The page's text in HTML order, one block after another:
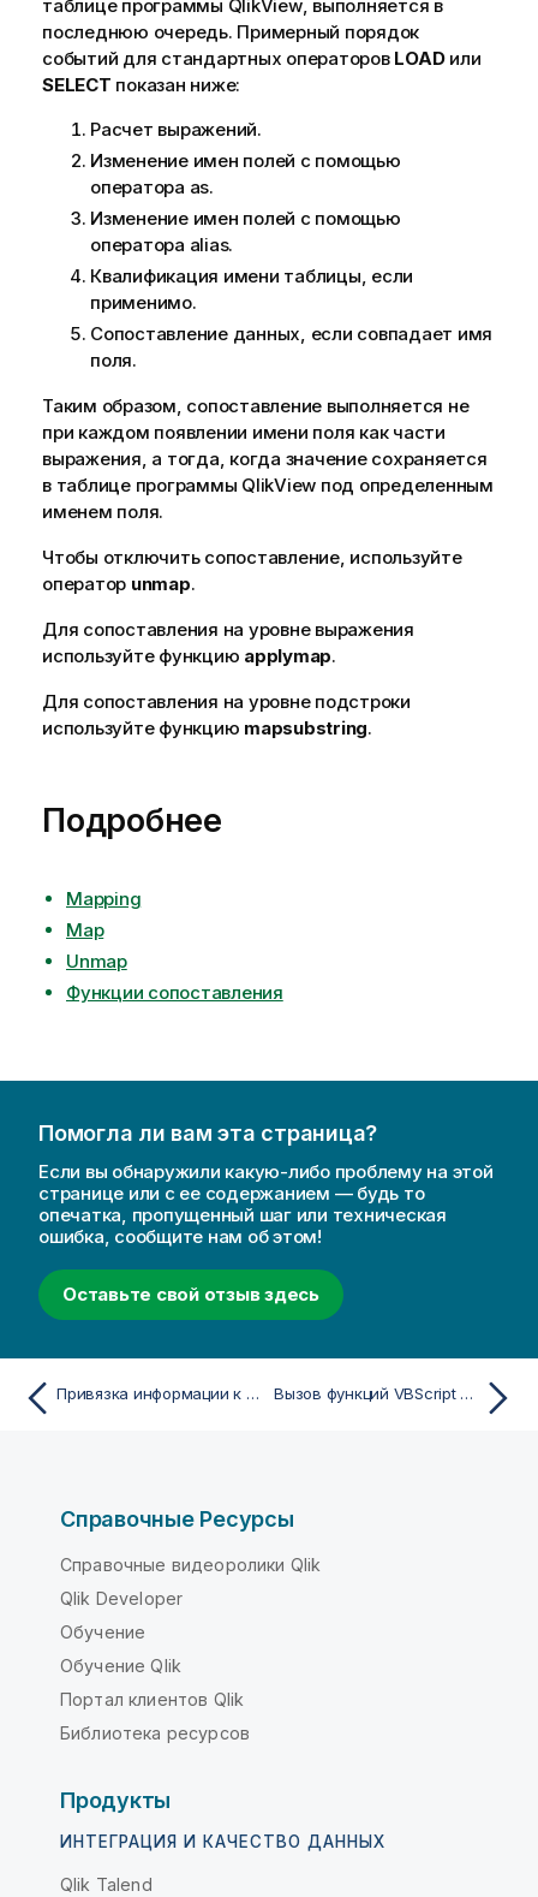
таблице программы QlikView, выполняется в
последнюю очередь. Примерный порядок
событий для стандартных операторов LOADили
SELECT показан ниже:
Расчет выражений.
Изменение имен полей с помощью
оператора as.
Изменение имен полей с помощью
оператора alias.
Квалификация имени таблицы, если
применимо.
Сопоставление данных, если совпадает имя
поля.
Таким образом, сопоставление выполняется не
при каждом появлении имени поля как части
выражения, а тогда, когда значение сохраняется
в таблице программы QlikView под определенным
именем поля.
Чтобы отключить сопоставление, используйте
оператор unmap.
Для сопоставления на уровне выражения
используйте функцию applymap.
Для сопоставления на уровне подстроки
используйте функцию mapsubstring.
Подробнее
Mapping
Map
Unmap
Функции сопоставления
Помогла ли вам эта страница?
Если вы обнаружили какую-либо проблему на этой
странице или с ее содержанием — будь то
опечатка, пропущенный шаг или техническая
ошибка, сообщите нам об этом!
Оставьте свой отзыв здесь
Привязка информации к значениям поля Вызов функций VBScript из скрипта
Справочные Ресурсы
Справочные видеоролики Qlik
Qlik Developer
Обучение
Обучение Qlik
Портал клиентов Qlik
Библиотека ресурсов
Продукты
ИНТЕГРАЦИЯ И КАЧЕСТВО ДАННЫХ
Qlik Talend